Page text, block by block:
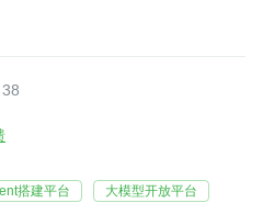
搭建平台 大模型开放平台